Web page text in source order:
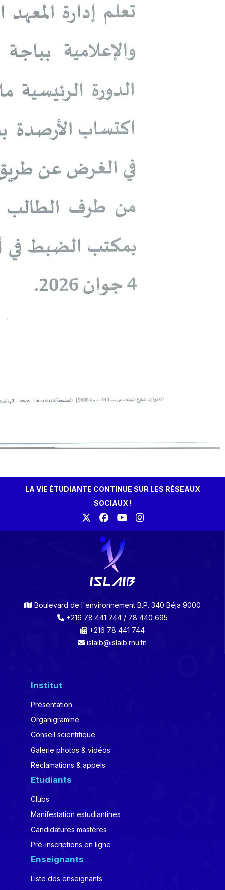
LA VIE ÉTUDIANTE CONTINUE SUR LES RÉSEAUX
SOCIAUX !
Boulevard de l'environnement B.P. 340 Béja 9000
+216 78 441 744 / 78 440 695
+216 78 441 744
islaib@islaib.rnu.tn
Institut
Présentation
Organigramme
Conseil scientifique
Galerie photos & vidéos
Réclamations & appels
Etudiants
Clubs
Manifestation estudiantines
Candidatures mastères
Pré-inscriptions en ligne
Enseignants
Liste des enseignants